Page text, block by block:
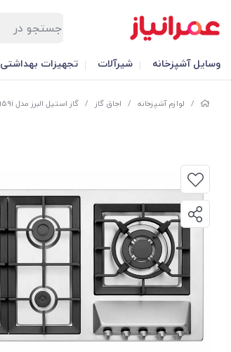
وسایل آشپزخانه شیرآلات تجهیزات بهداشتی
/ لوازم آشپزخانه / اجاق گاز / گاز استیل البرز مدل S-5959i